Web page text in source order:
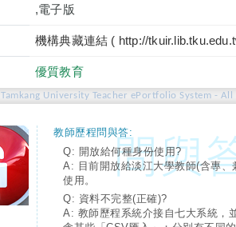
,電子版
機構典藏連結 ( http://
優質教育
Tamkang University Teacher ePortfolio System - All
教師歷程問與答:
Q: 開放給何種身份使用?
A: 目前開放給淡江大學教師(含專、
使用。
Q: 資料不完整(正確)?
A: 教師歷程系統介接自七大系統，